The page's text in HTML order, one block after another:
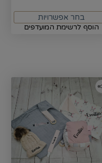
בחר אפשרויות
הוסף לרשימת המועדפים